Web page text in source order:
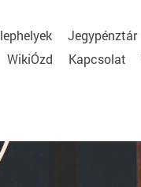
Jegypénztár
WikiÓzd Kapcsolat